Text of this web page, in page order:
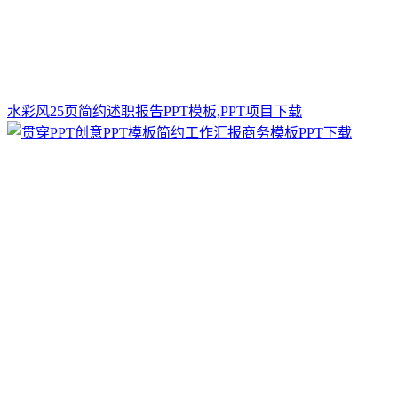
水彩风25页简约述职报告PPT模板,PPT项目下载